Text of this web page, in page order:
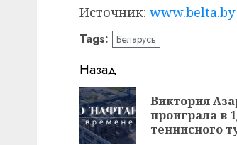
Источник: www.belta.by
Tags: Беларусь
Навигация
записи
Назад
Виктория
проиграла в
теннисного